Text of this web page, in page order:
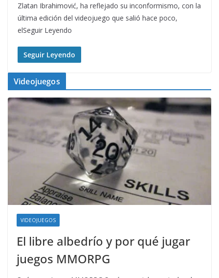
Zlatan Ibrahimović, ha reflejado su inconformismo, con la
última edición del videojuego que salió hace poco,
elSeguir Leyendo
Seguir Leyendo
Videojuegos
VIDEOJUEGOS
El libre albedrío y por qué jugar
juegos MMORPG